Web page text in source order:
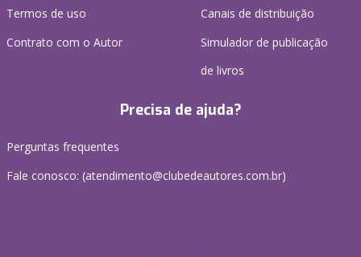
Termos de uso
Contrato com o Autor
Canais de distribuição
Simulador de publicação
de livros
Precisa de ajuda?
Perguntas frequentes
Fale conosco: (atendimento@clubedeautores.com.br)